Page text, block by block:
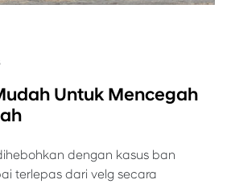
Untuk Mencegah
dengan kasus ban
terlepas dari velg secara